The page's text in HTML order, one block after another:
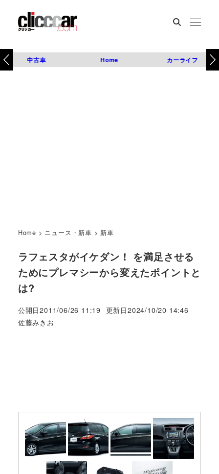
中古車 Home カーライフ
Home > ニュース・新車 > 新車
ラフェスタがイケダン！ を満足させる
ためにプレマシーから変えたポイントと
は?
公開日2011/06/26 11:19 更新日2024/10/20 14:46
著
佐藤みきお